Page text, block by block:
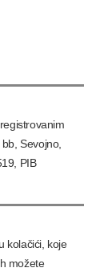
Sevojno,
PIB
kolačići, koje
možete